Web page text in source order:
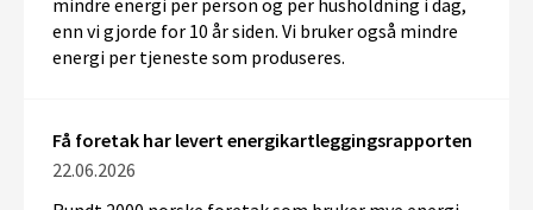
mindre energi per person og per husholdning i dag,
enn vi gjorde for 10 år siden. Vi bruker også mindre
energi per tjeneste som produseres.
Få foretak har levert energikartleggingsrapporten
22.06.2026